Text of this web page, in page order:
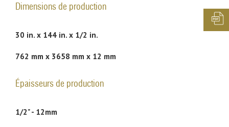
Dimensions de production
30 in. x 144 in. x 1/2 in.
762 mm x 3658 mm x 12 mm
Épaisseurs de production
1/2" - 12mm